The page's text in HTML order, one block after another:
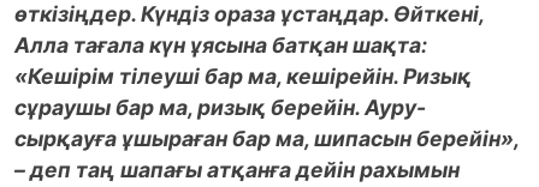
өткізіңдер. Күндіз ораза ұстаңдар. Өйткені,
Алла тағала күн ұясына батқан шақта:
«Кешірім тілеуші бар ма, кешірейін. Ризық
сұраушы бар ма, ризық берейін. Ауру-
сырқауға ұшыраған бар ма, шипасын берейін»,
– деп таң шапағы атқанға дейін рахымын